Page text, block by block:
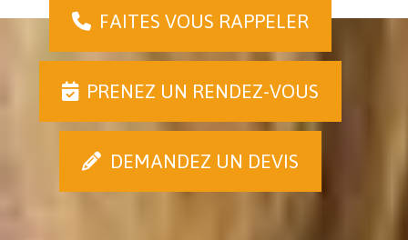
FAITES VOUS RAPPELER
PRENEZ UN RENDEZ-VOUS
DEMANDEZ UN DEVIS